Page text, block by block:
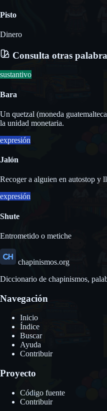
Pisto
Dinero
Consulta otras
sustantivo
Bara
Un quetzal (moneda
la unidad monetaria.
expresión
Jalón
Recoger a alguien en autostop y
expresión
Shute
Entrometido o metiche
chapinismos.org
Diccionario de chapinismos,
Navegación
Inicio
Índice
Buscar
Ayuda
Contribuir
Proyecto
Código fuente
Contribuir